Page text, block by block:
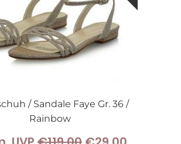
/ Sandale Faye Gr. 36 /
Rainbow